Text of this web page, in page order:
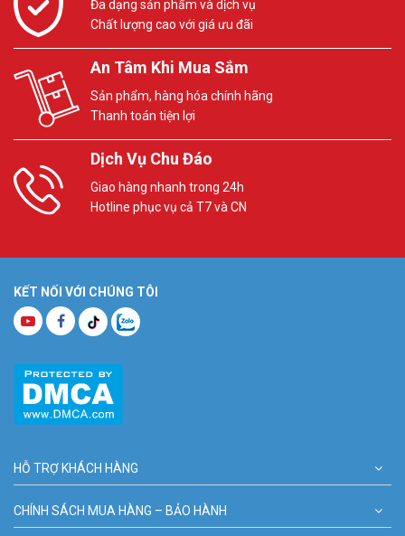
Đa dạng sản phẩm và dịch vụ
Chất lượng cao với giá ưu đãi
An Tâm Khi Mua Sắm
Sản phẩm, hàng hóa chính hãng
Thanh toán tiện lợi
Dịch Vụ Chu Đáo
Giao hàng nhanh trong 24h
Hotline phục vụ cả T7 và CN
KẾT NỐI VỚI CHÚNG TÔI
HỖ TRỢ KHÁCH HÀNG
CHÍNH SÁCH MUA HÀNG – BẢO HÀNH